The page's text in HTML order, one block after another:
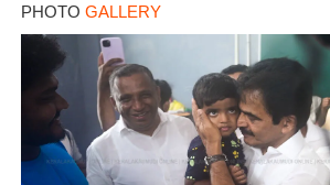
PHOTO GALLERY